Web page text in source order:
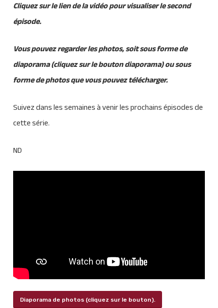
Cliquez sur le lien de la vidéo pour visualiser le second
épisode.
Vous pouvez regarder les photos, soit sous forme de
diaporama (cliquez sur le bouton diaporama) ou sous
forme de photos que vous pouvez télécharger.
Suivez dans les semaines à venir les prochains épisodes de
cette série.
ND
Diaporama de photos (cliquez sur le bouton).